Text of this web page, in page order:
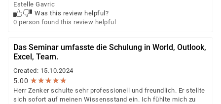
Estelle Gavric
Was this review helpful?
0 person found this review helpful
Das Seminar umfasste die Schulung in World, Outlook,
Excel, Team.
Created: 15.10.2024
5.00 ★★★★★
★★★★★
Herr Zenker schulte sehr professionell und freundlich. Er stellte
sich sofort auf meinen Wissensstand ein. Ich fühlte mich zu